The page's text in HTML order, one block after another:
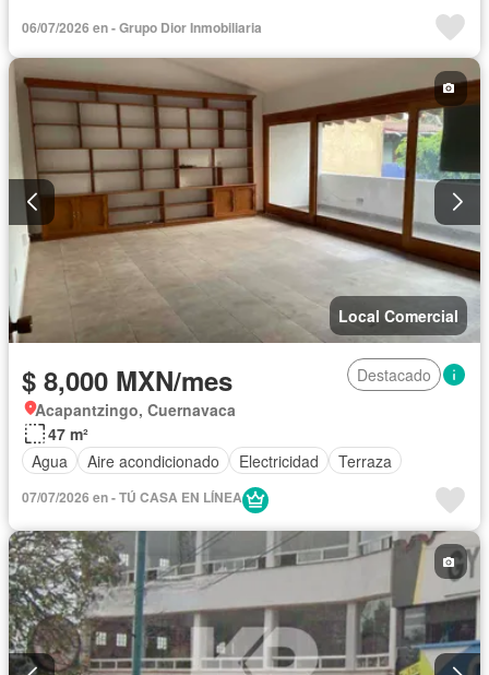
06/07/2026 en - Grupo Dior Inmobiliaria
Local Comercial
$ 8,000 MXN/mes
Destacado
Acapantzingo, Cuernavaca
47 m²
Agua
Aire acondicionado Electricidad Terraza
07/07/2026 en - TÚ CASA EN LÍNEA